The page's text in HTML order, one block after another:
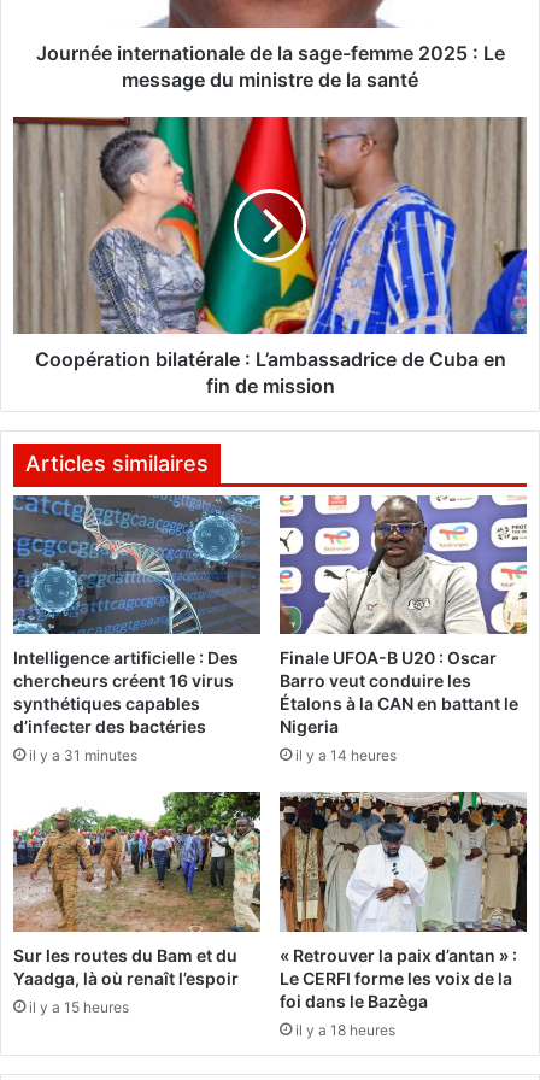
n
a
g
e
-
f
e
m
m
e
2
0
2
:
L
e
m
e
s
s
a
e
Journée internationale de la sage-femme 2025 : Le
message du ministre de la santé
C
i
b
i
a
t
é
r
a
l
e
:
L
’
a
a
s
s
a
d
r
c
Coopération bilatérale : L’ambassadrice de Cuba en
fin de mission
Articles similaires
Intelligence artificielle : Des
chercheurs créent 16 virus
synthétiques capables
d’infecter des bactéries
il y a 31 minutes
Finale UFOA-B U20 : Oscar
Barro veut conduire les
Étalons à la CAN en battant le
Nigeria
il y a 14 heures
Sur les routes du Bam et du
Yaadga, là où renaît l’espoir
il y a 15 heures
« Retrouver la paix d’antan » :
Le CERFI forme les voix de la
foi dans le Bazèga
il y a 18 heures